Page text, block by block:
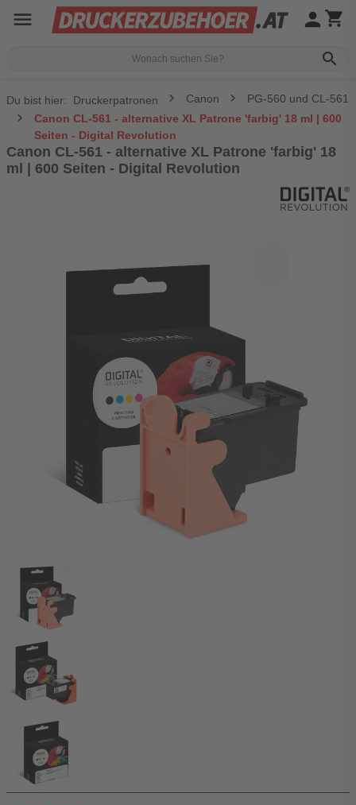
menu
search
person shopping_cart
Du bist hier: Druckerpatronen Canon
PG-560 und CL-561
Canon CL-561 - alternative XL Patrone 'farbig' 18 ml | 600
Seiten - Digital Revolution
Canon CL-561 - alternative XL Patrone 'farbig' 18
ml | 600 Seiten - Digital Revolution